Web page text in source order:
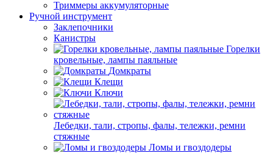
Триммеры аккумуляторные
Ручной инструмент
Заклепочники
Канистры
Горелки
кровельные, лампы паяльные
Домкраты
Клещи
Ключи
Лебедки, тали, стропы, фалы, тележки, ремни
стяжные
Ломы и гвоздодеры